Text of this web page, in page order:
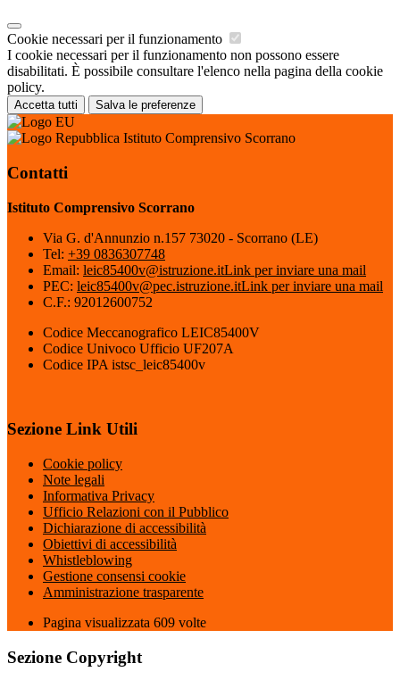
Cookie necessari per il funzionamento
I cookie necessari per il funzionamento non possono essere
disabilitati. È possibile consultare l'elenco nella pagina della cookie
policy.
Accetta tutti Salva le preferenze
Istituto Comprensivo Scorrano
Contatti
Istituto Comprensivo Scorrano
Via G. d'Annunzio n.157 73020 - Scorrano (LE)
Tel: +39 0836307748
Email: leic85400v@istruzione.itLink per inviare una mail
PEC: leic85400v@pec.istruzione.itLink per inviare una mail
C.F.: 92012600752
Codice Meccanografico LEIC85400V
Codice Univoco Ufficio UF207A
Codice IPA istsc_leic85400v
Sezione Link Utili
Cookie policy
Note legali
Informativa Privacy
Ufficio Relazioni con il Pubblico
Dichiarazione di accessibilità
Obiettivi di accessibilità
Whistleblowing
Gestione consensi cookie
Amministrazione trasparente
Pagina visualizzata 609 volte
Sezione Copyright